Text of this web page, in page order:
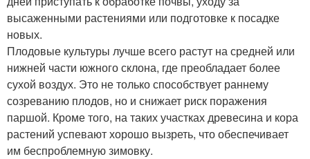
высаженными растениями или подготовке к посадке
новых.
Плодовые культуры лучше всего растут на средней или
нижней части южного склона, где преобладает более
сухой воздух. Это не только способствует раннему
созреванию плодов, но и снижает риск поражения
паршой. Кроме того, на таких участках древесина и кора
растений успевают хорошо вызреть, что обеспечивает
им беспроблемную зимовку.